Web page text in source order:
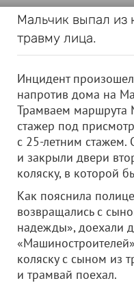
Мальчик выпал из
травму лица.
Инцидент
напротив дома на
Трамваем маршрута
стажер под
с 25-летним стажем.
и закрыли двери
коляску, в которой
Как пояснила
возвращались с
надежды», доехали
коляску с сыном из
и трамвай поехал.